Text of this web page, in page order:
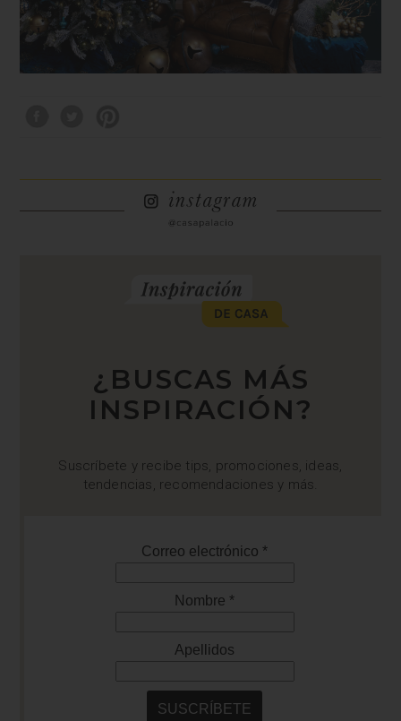
¿BUSCAS MÁS
INSPIRACIÓN?
Suscríbete y recibe tips, promociones, ideas,
tendencias, recomendaciones y más.